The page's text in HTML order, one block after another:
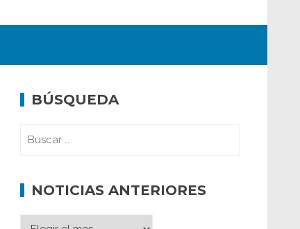
BÚSQUEDA
NOTICIAS ANTERIORES